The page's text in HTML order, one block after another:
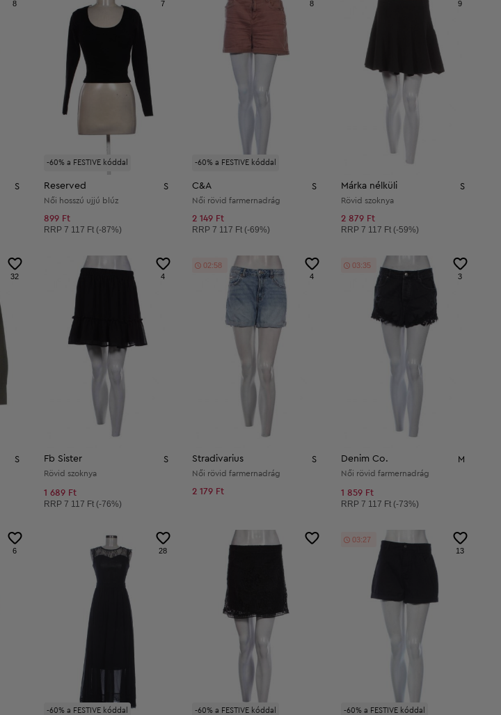
8
S
-60% a FESTIVE kóddal
7
Reserved S
Női hosszú ujjú blúz
899 Ft
Ajánlott ár:
RRP 7 117 Ft (-87%)
-60% a FESTIVE kóddal
8
C&A S
Női rövid farmernadrág
2 149 Ft
Ajánlott ár:
RRP7 117 Ft (-69%)
9
Márka nélküli S
Rövid szoknya
2 879 Ft
Ajánlott ár:
RRP 7 117 Ft (-59%)
32
S
4
Fb Sister S
Rövid szoknya
1 689 Ft
Ajánlott ár:
RRP 7 117 Ft (-76%)
4
02:57
Stradivarius S
Női rövid farmernadrág
2 179 Ft
3
03:34
Denim Co. M
Női rövid farmernadrág
1 859 Ft
Ajánlott ár:
RRP 7 117 Ft (-73%)
6
-60% a FESTIVE kóddal
28
-60% a FESTIVE kóddal -60% a FESTIVE kóddal
13
03:26